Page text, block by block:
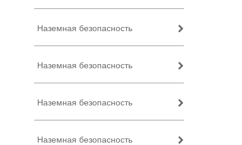
Наземная безопасность
Наземная безопасность
Наземная безопасность
Наземная безопасность